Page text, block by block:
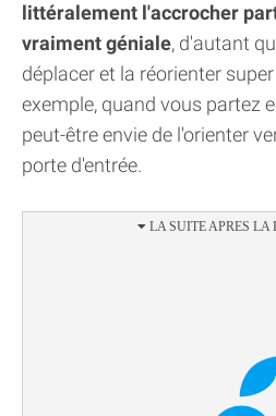
littéralement l'accrocher
vraiment géniale, d'autant
déplacer et la réorienter
exemple, quand vous partez
peut-être envie de l'orienter
porte d'entrée.